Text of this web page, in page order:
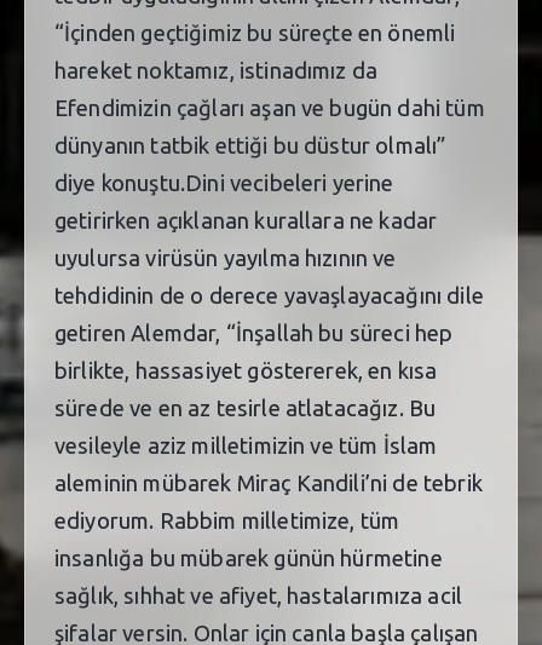
“İçinden geçtiğimiz bu süreçte en önemli
hareket noktamız, istinadımız da
Efendimizin çağları aşan ve bugün dahi tüm
dünyanın tatbik ettiği bu düstur olmalı”
diye konuştu.Dini vecibeleri yerine
getirirken açıklanan kurallara ne kadar
uyulursa virüsün yayılma hızının ve
tehdidinin de o derece yavaşlayacağını dile
getiren Alemdar, “İnşallah bu süreci hep
birlikte, hassasiyet göstererek, en kısa
sürede ve en az tesirle atlatacağız. Bu
vesileyle aziz milletimizin ve tüm İslam
aleminin mübarek Miraç Kandili’ni de tebrik
ediyorum. Rabbim milletimize, tüm
insanlığa bu mübarek günün hürmetine
sağlık, sıhhat ve afiyet, hastalarımıza acil
şifalar versin. Onlar için canla başla çalışan